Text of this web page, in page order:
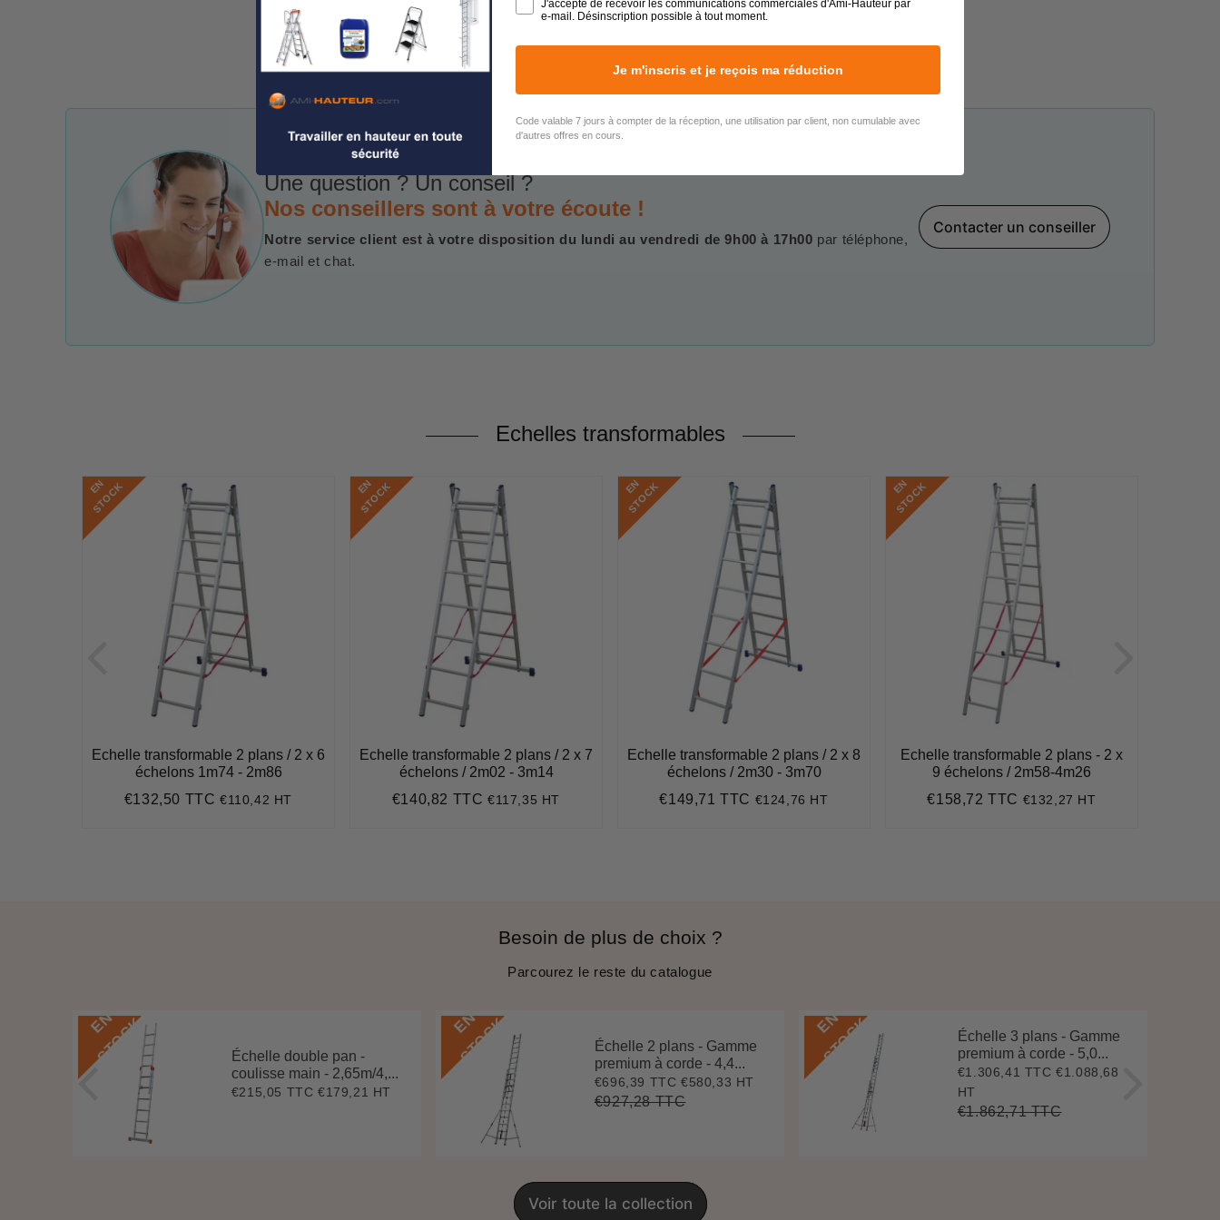
Une question ? Un conseil ?
Nos conseillers sont à votre écoute !
Notre service client est à votre disposition du lundi au vendredi de 9h00 à 17h00 par téléphone,
e-mail et chat.
Contacter un conseiller
Echelles transformables
E
N
S
T
O
C
K
Echelle transformable 2 plans / 2 x 6
échelons 1m74 - 2m86
Prix
€132,50 TTC€132,50
€110,42 HT
E
N
S
T
O
C
K
Echelle transformable 2 plans / 2 x 7
échelons / 2m02 - 3m14
Prix
€140,82 TTC€140,82
€117,35 HT
E
N
S
T
O
C
K
Echelle transformable 2 plans / 2 x 8
échelons / 2m30 - 3m70
Prix
€149,71 TTC €149,71
€124,76 HT
E
N
S
T
O
C
K
Echelle transformable 2 plans - 2 x
9 échelons / 2m58-4m26
Prix
€158,72 TTC €158,72
€132,27 HT
Besoin de plus de choix ?
Parcourez le reste du catalogue
E
N
S
T
O
C
K
Échelle double pan -
coulisse main - 2,65m/4,...
Prix
€215,05 TTC €215,05
€179,21 HT
E
N
S
T
O
C
K
Échelle 2 plans - Gamme
premium à corde - 4,4...
Prix
réduit
€696,39 TTC €696,39
€580,33 HT
Prix
€927,28 TTC€927,28
E
N
S
T
O
C
K
Échelle 3 plans - Gamme
premium à corde - 5,0...
Prix
réduit
€1.306,41 TTC€1.306,41
€1.088,68
HT
Prix
€1.862,71 TTC€1.862,71
Voir toute la collection
J'accepte de recevoir les communications commerciales d'Ami-Hauteur par
e-mail. Désinscription possible à tout moment.
Je m'inscris et je reçois ma réduction
Code valable 7 jours à compter de la réception, une utilisation par client, non cumulable avec
d'autres offres en cours.